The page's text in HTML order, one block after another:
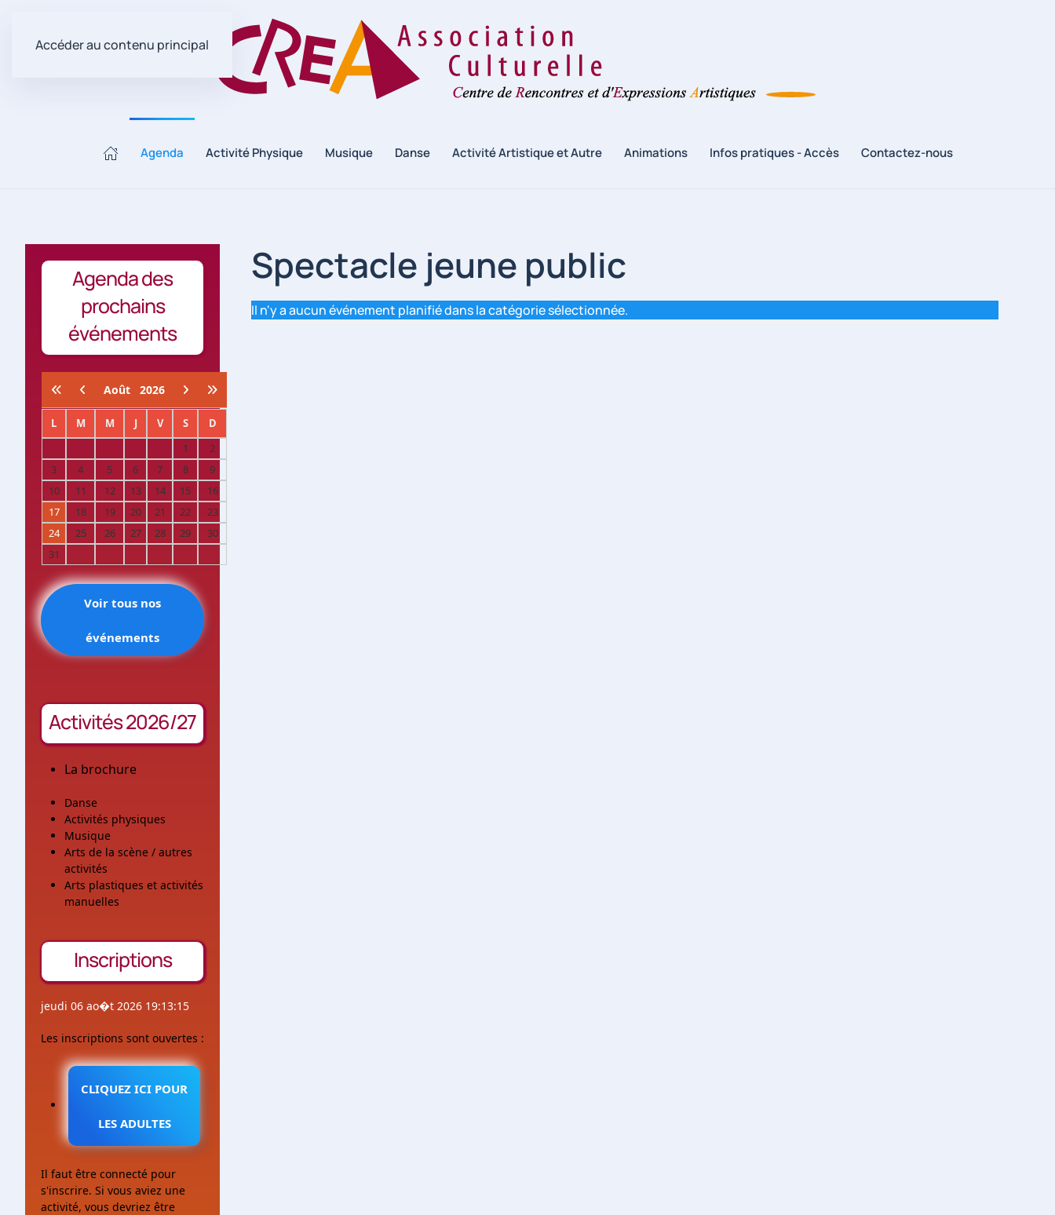
Accéder au contenu principal
Agenda Activité Physique Musique Danse Activité Artistique et Autre Animations Infos pratiques - Accès Contactez-nous
Spectacle jeune public
Il n'y a aucun événement planifié dans la catégorie sélectionnée.
Agenda des
prochains
événements
Août 2026
L M M J V S
D
1
2
3
4 5 6 7 8
9
10
11 12 13 14 15
16
17
18 19 20 21 22
23
24
25 26 27 28 29
30
31
Voir tous nos
événements
Activités 2026/27
La brochure
Danse
Activités physiques
Musique
Arts de la scène / autres
activités
Arts plastiques et activités
manuelles
Inscriptions
jeudi 06 ao�t 2026 19:13:15
Les inscriptions sont ouvertes :
CLIQUEZ ICI POUR
LES ADULTES
Il faut être connecté pour
s'inscrire. Si vous aviez une
activité, vous devriez être